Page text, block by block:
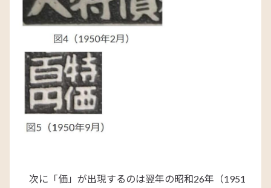
次に「価」が出現するのは翌年の昭和26年（1951